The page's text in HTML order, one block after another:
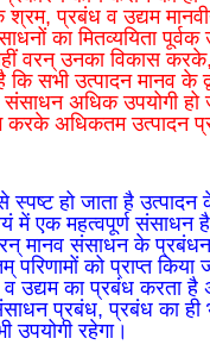
श्रम, प्रबंध व उद्यम
का मितव्ययिता
वरन् उनका विकास
सभी उत्पादन मानव के
अधिक उपयोगी हो
करके अधिकतम उत्पादन
हो जाता है
में एक महत्वपूर्ण संसाधन
मानव संसाधन के
परिणामों को प्राप्त
उद्यम का प्रबंध करता है
प्रबंध, प्रबंध का
उपयोगी रहेगा।